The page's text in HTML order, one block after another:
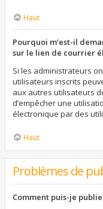
Haut
Pourquoi m’est-il
sur le lien de courrier
Si les administrateurs
utilisateurs inscrits
aux autres utilisateurs
d’empêcher une
électronique par des
Haut
Problèmes de
Comment puis-je